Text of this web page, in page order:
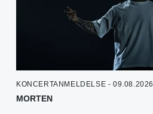
KONCERTANMELDELSE - 09.08.2026
MORTEN